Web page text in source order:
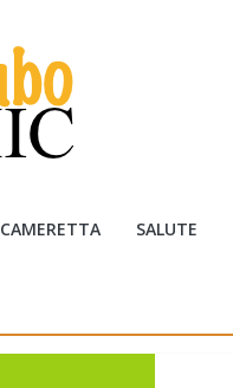
CAMERETTA SALUTE